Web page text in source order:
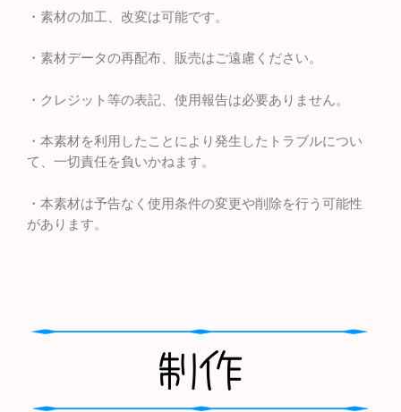
・素材の加工、改変は可能です。
・素材データの再配布、販売はご遠慮ください。
・クレジット等の表記、使用報告は必要ありません。
・本素材を利用したことにより発生したトラブルについ
て、一切責任を負いかねます。
・本素材は予告なく使用条件の変更や削除を行う可能性
があります。